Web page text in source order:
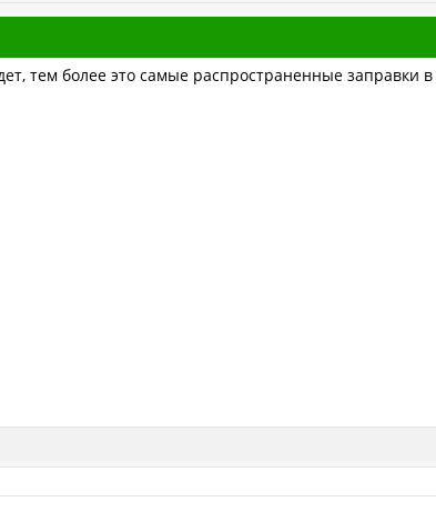
тем более это самые распространенные заправки